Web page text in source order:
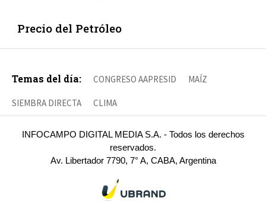
Precio del Petróleo
Temas del día: CONGRESO AAPRESID MAÍZ
SIEMBRA DIRECTA CLIMA
INFOCAMPO DIGITAL MEDIA S.A. - Todos los derechos
reservados.
Av. Libertador 7790, 7° A, CABA, Argentina